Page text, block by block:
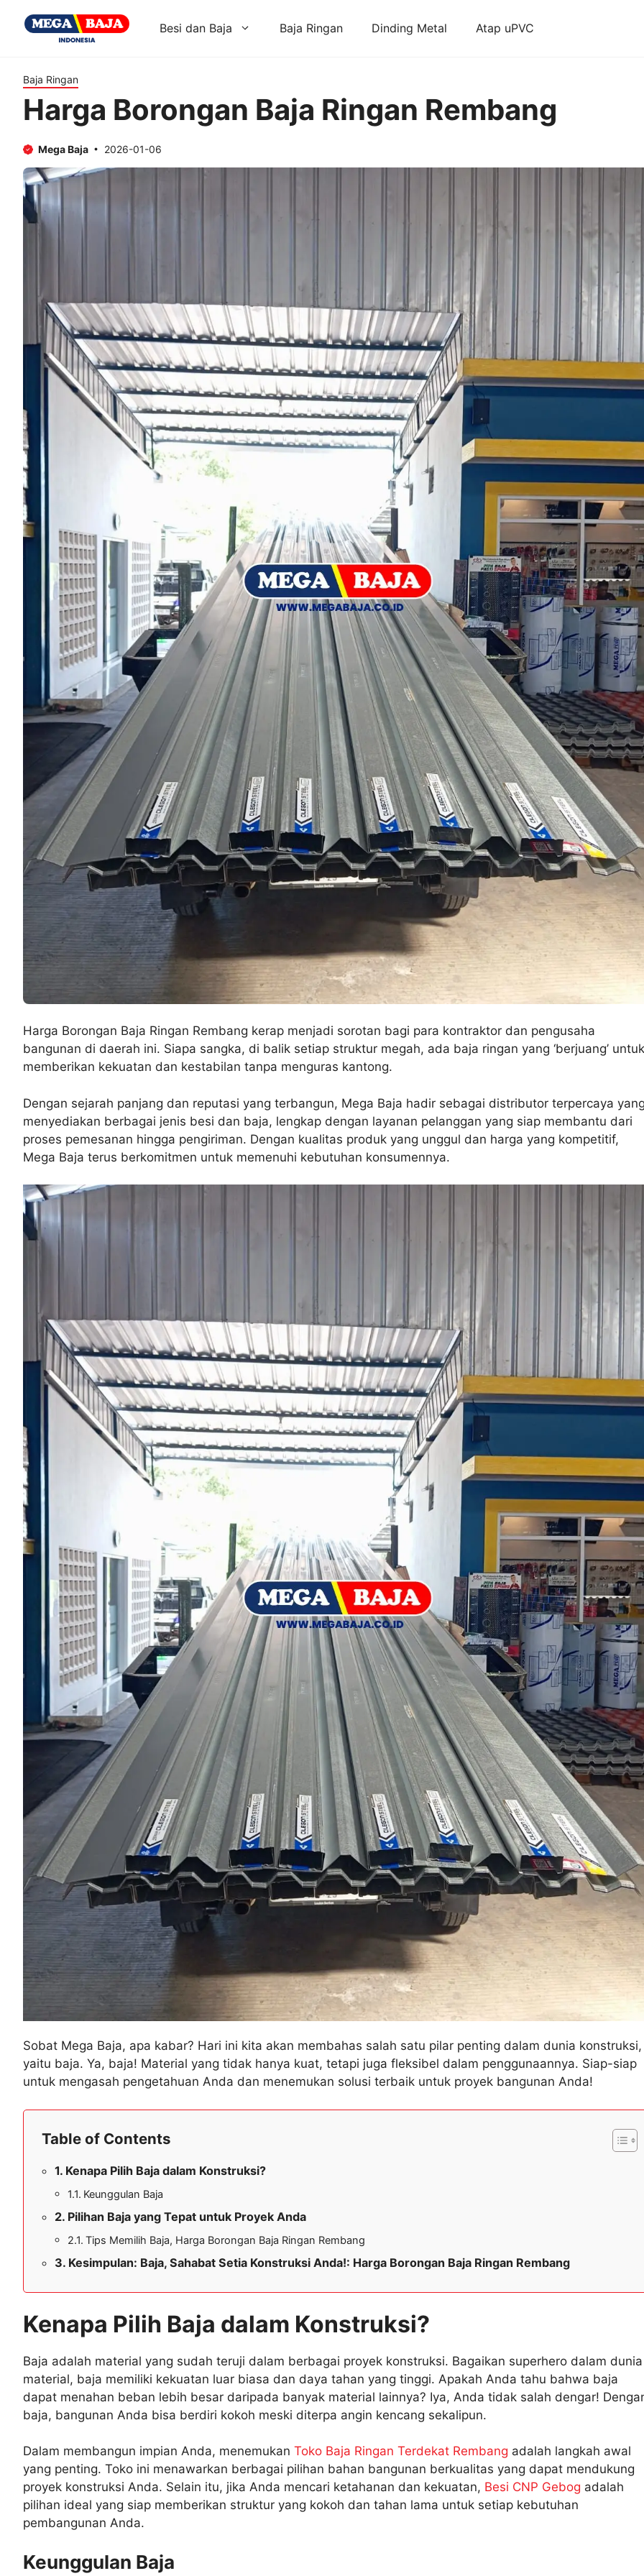
Besi dan Baja Baja Ringan Dinding Metal Atap uPVC
Baja Ringan
Harga Borongan Baja Ringan Rembang
Mega Baja 2026-01-06
Harga Borongan Baja Ringan Rembang kerap menjadi sorotan bagi para kontraktor dan pengusaha
bangunan di daerah ini. Siapa sangka, di balik setiap struktur megah, ada baja ringan yang ‘berjuang’ untuk
memberikan kekuatan dan kestabilan tanpa menguras kantong.
Dengan sejarah panjang dan reputasi yang terbangun, Mega Baja hadir sebagai distributor terpercaya
menyediakan berbagai jenis besi dan baja, lengkap dengan layanan pelanggan yang siap membantu dari
proses pemesanan hingga pengiriman. Dengan kualitas produk yang unggul dan harga yang kompetitif,
Mega Baja terus berkomitmen untuk memenuhi kebutuhan konsumennya.
Sobat Mega Baja, apa kabar? Hari ini kita akan membahas salah satu pilar penting dalam dunia konstruksi,
yaitu baja. Ya, baja! Material yang tidak hanya kuat, tetapi juga fleksibel dalam penggunaannya. Siap-siap
untuk mengasah pengetahuan Anda dan menemukan solusi terbaik untuk proyek bangunan Anda!
Table of Contents
Kenapa Pilih Baja dalam Konstruksi?
Keunggulan Baja
Pilihan Baja yang Tepat untuk Proyek Anda
Tips Memilih Baja, Harga Borongan Baja Ringan Rembang
Kesimpulan: Baja, Sahabat Setia Konstruksi Anda!: Harga Borongan Baja Ringan Rembang
Kenapa Pilih Baja dalam Konstruksi?
Baja adalah material yang sudah teruji dalam berbagai proyek konstruksi. Bagaikan superhero dalam dunia
material, baja memiliki kekuatan luar biasa dan daya tahan yang tinggi. Apakah Anda tahu bahwa baja
dapat menahan beban lebih besar daripada banyak material lainnya? Iya, Anda tidak salah dengar!
baja, bangunan Anda bisa berdiri kokoh meski diterpa angin kencang sekalipun.
Dalam membangun impian Anda, menemukan Toko Baja Ringan Terdekat Rembang adalah langkah awal
yang penting. Toko ini menawarkan berbagai pilihan bahan bangunan berkualitas yang dapat mendukung
proyek konstruksi Anda. Selain itu, jika Anda mencari ketahanan dan kekuatan, Besi CNP Gebog adalah
pilihan ideal yang siap memberikan struktur yang kokoh dan tahan lama untuk setiap kebutuhan
pembangunan Anda.
Keunggulan Baja